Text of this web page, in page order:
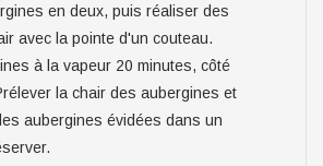
en deux, puis réaliser des
avec la pointe d'un couteau.
à la vapeur 20 minutes, côté
la chair des aubergines et
aubergines évidées dans un